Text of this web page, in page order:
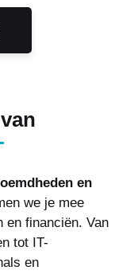
en
we je mee
en financiën. Van
tot IT-
en